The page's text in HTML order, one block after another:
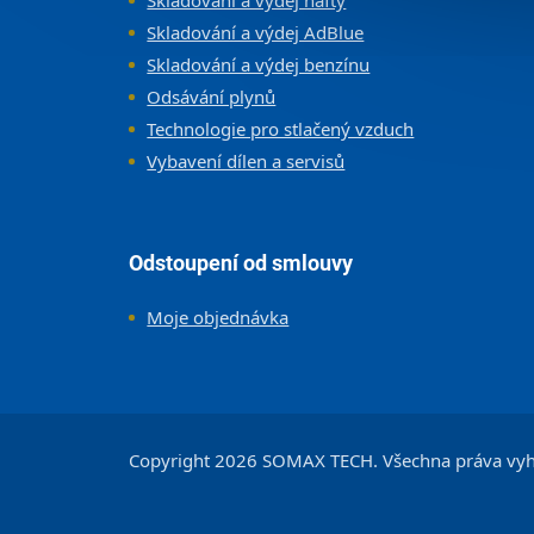
Skladování a výdej AdBlue
Skladování a výdej benzínu
Odsávání plynů
Technologie pro stlačený vzduch
Vybavení dílen a servisů
Odstoupení od smlouvy
Moje objednávka
Copyright 2026SOMAX TECH. Všechna práva